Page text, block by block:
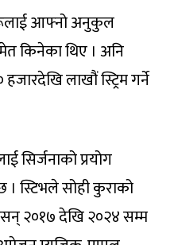
आफ्नो अनुकुल
किनेका थिए । अनि
लाखौं स्ट्रिम गर्ने
सिर्जनाको प्रयोग
। स्टिभले सोही कुराको
२०१७ देखि २०२४ सम्म